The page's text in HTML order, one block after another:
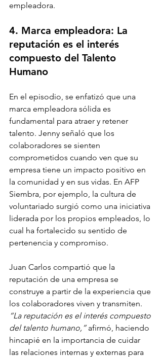
empleadora.
4. Marca empleadora: La
reputación es el interés
compuesto del Talento
Humano
En el episodio, se enfatizó que una
marca empleadora sólida es
fundamental para atraer y retener
talento. Jenny señaló que los
colaboradores se sienten
comprometidos cuando ven que su
empresa tiene un impacto positivo en
la comunidad y en sus vidas. En AFP
Siembra, por ejemplo, la cultura de
voluntariado surgió como una iniciativa
liderada por los propios empleados, lo
cual ha fortalecido su sentido de
pertenencia y compromiso.
Juan Carlos compartió que la
reputación de una empresa se
construye a partir de la experiencia que
los colaboradores viven y transmiten.
“La reputación es el interés compuesto
del talento humano,” afirmó, haciendo
hincapié en la importancia de cuidar
las relaciones internas y externas para